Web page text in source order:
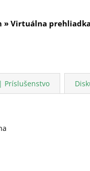
» Virtuálna
Príslušenstvo